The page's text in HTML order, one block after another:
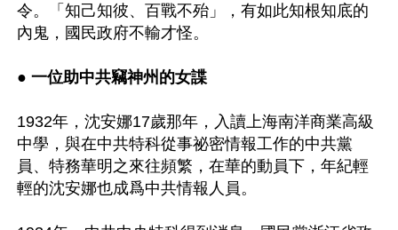
令。「知己知彼、百戰不殆」，有如此知根知底的
內鬼，國民政府不輸才怪。
● 一位助中共竊神州的女諜
1932年，沈安娜17歲那年，入讀上海南洋商業高級
中學，與在中共特科從事祕密情報工作的中共黨
員、特務華明之來往頻繁，在華的動員下，年紀輕
輕的沈安娜也成爲中共情報人員。